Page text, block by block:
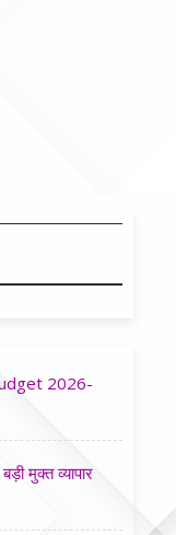
2026-
मुक्त व्यापार